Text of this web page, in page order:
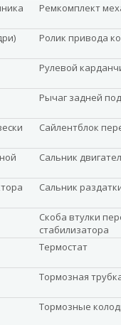
Ремкомплект
Ролик привода
Рулевой
Рычаг задней
Сайлентблок
Сальник
Сальник
Скоба втулки
стабилизатора
Термостат
Тормозная
Тормозные